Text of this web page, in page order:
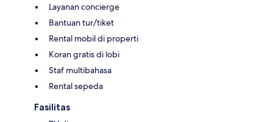
Layanan concierge
Bantuan tur/tiket
Rental mobil di properti
Koran gratis di lobi
Staf multibahasa
Rental sepeda
Fasilitas